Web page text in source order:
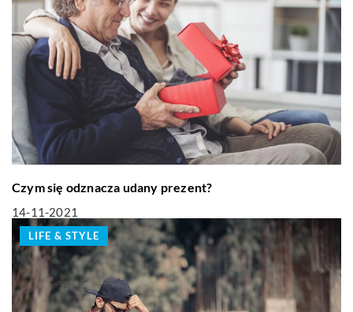
Czym się odznacza udany prezent?
14-11-2021
LIFE & STYLE